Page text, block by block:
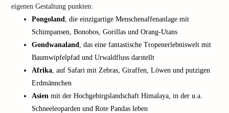
eigenen Gestaltung punkten:
Pongoland, die einzigartige Menschenaffenanlage mit
Schimpansen, Bonobos, Gorillas und Orang-Utans
Gondwanaland, das eine fantastische Tropenerlebniswelt mit
Baumwipfelpfad und Urwaldfluss darstellt
Afrika, auf Safari mit Zebras, Giraffen, Löwen und putzigen
Erdmännchen
Asien mit der Hochgebirgslandschaft Himalaya, in der u.a.
Schneeleoparden und Rote Pandas leben